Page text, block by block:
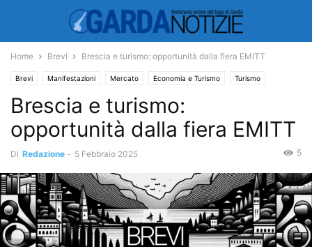
Home Brevi Brescia e turismo: opportunità dalla fiera EMITT
Brevi Manifestazioni Mercato Economia e Turismo Turismo
Brescia e turismo:
opportunità dalla fiera EMITT
Di Redazione - 5 Febbraio 2025 5